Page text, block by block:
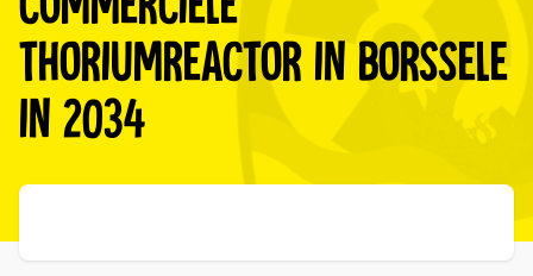
thoriumreactor in Borssele
in 2034